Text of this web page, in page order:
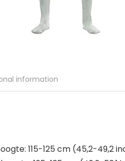
information
115-125 cm (45,2-49,2